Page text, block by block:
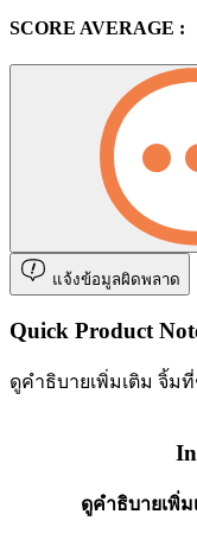
SCORE AVERAGE :
แจ้งข้อมูลผิดพลาด
Quick Product
ดูคำธิบายเพิ่มเติม จิ้ม
ดูคำธิบายเพิ่